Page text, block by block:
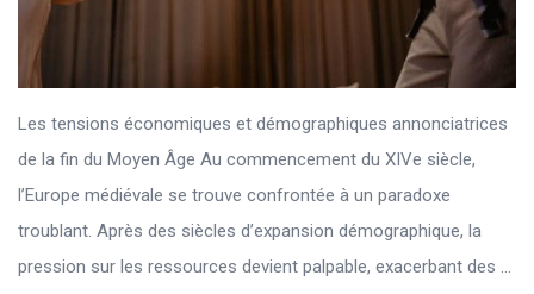
Les tensions économiques et démographiques annonciatrices
de la fin du Moyen Âge Au commencement du XIVe siècle,
l’Europe médiévale se trouve confrontée à un paradoxe
troublant. Après des siècles d’expansion démographique, la
pression sur les ressources devient palpable, exacerbant des ...